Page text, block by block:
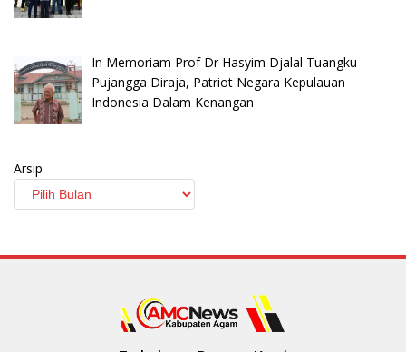
In Memoriam Prof Dr Hasyim Djalal Tuangku
Pujangga Diraja, Patriot Negara Kepulauan
Indonesia Dalam Kenangan
Arsip